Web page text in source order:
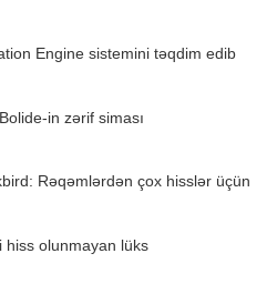
Engine sistemini təqdim edib
in zərif siması
Rəqəmlərdən çox hisslər üçün
hiss olunmayan lüks